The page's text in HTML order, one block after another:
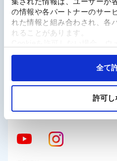
の情報や各パートナーのサー
れた情報と組み合わされ、各
れることがあります。
能やコンテンツに完全にアク
全て
許可し
6日間で完走。その後10月に初の著
2019年に100日連続フルマラソン
現在は息子のソラタくんと陸上で